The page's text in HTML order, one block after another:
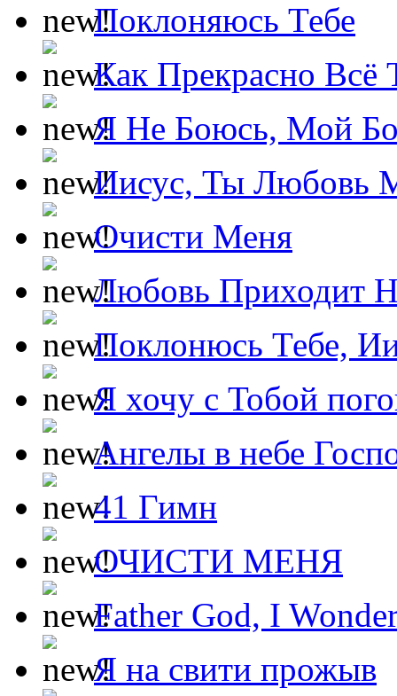
Поклоняюсь Тебе
Как Прекрасно Всё
Я Не Боюсь, Мой
Иисус, Ты Любовь
Очисти Меня
Любовь Приходит
Поклонюсь Тебе,
Я хочу с Тобой
Ангелы в небе
41 Гимн
ОЧИСТИ МЕНЯ
Father God, I
Я на свити прожыв